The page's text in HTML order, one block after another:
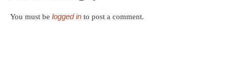
You must be logged in to post a comment.